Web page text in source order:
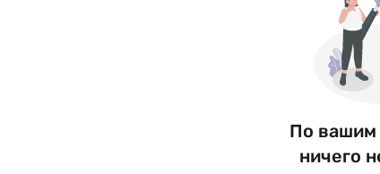
По вашим
ничего